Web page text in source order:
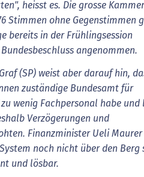
heisst es. Die grosse
Stimmen ohne Gegenstimmen
bereits in der Frühlingsession
angenommen.
(SP) weist aber darauf hin,
zuständige Bundesamt für
wenig Fachpersonal habe und
Verzögerungen und
Finanzminister Ueli Maurer
noch nicht über den Berg
und lösbar.